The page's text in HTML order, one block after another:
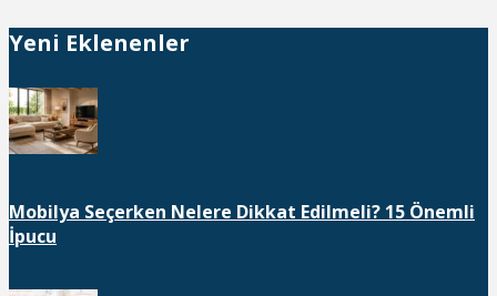
Yeni Eklenenler
Mobilya Seçerken Nelere Dikkat Edilmeli? 15 Önemli
İpucu